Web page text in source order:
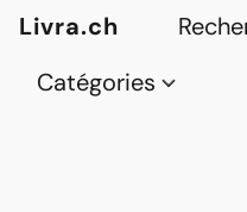
Livra.ch
Catégories